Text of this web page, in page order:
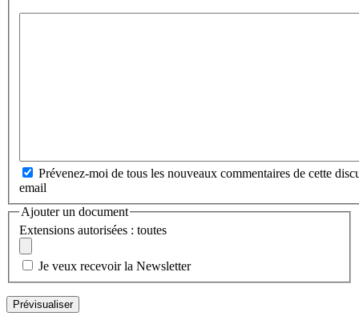
Prévenez-moi de tous les nouveaux commentaires de cette
email
Ajouter un document
Extensions autorisées : toutes
Je veux recevoir la Newsletter